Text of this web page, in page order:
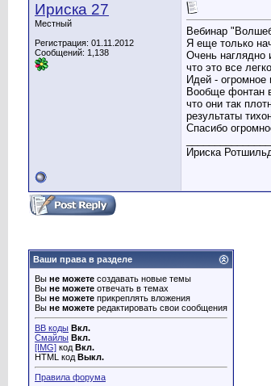
Ириска 27
Местный
Регистрация: 01.11.2012
Сообщений: 1,138
Вебинар
Я еще только
Очень наглядно
что это все
Идей - огромное
Вообще фонтан
что они так
результаты
Спасибо
Ириска
Ваши права в разделе
Вы не можете создавать новые темы
Вы не можете отвечать в темах
Вы не можете прикреплять вложения
Вы не можете редактировать свои сообщения
BB коды Вкл.
Смайлы Вкл.
[IMG] код Вкл.
HTML код Выкл.
Правила форума